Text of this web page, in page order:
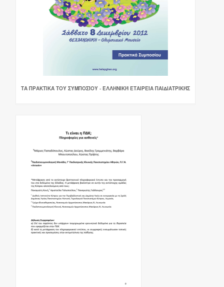
ΤΑ ΠΡΑΚΤΙΚΆ ΤΟΥ ΣΥΜΠΟΣΊΟΥ - ΕΛΛΗΝΙΚΉ ΕΤΑΙΡΕΊΑ ΠΑΙΔΙΑΤΡΙΚΉΣ